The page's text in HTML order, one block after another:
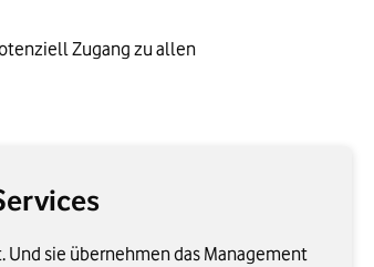
Zugang zu allen
Und sie übernehmen das Management